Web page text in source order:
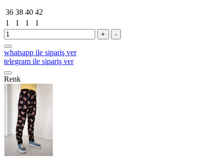
36 38 40 42
1
1 1 1
+ -
whatsapp ile sipariş ver
telegram ile sipariş ver
Renk